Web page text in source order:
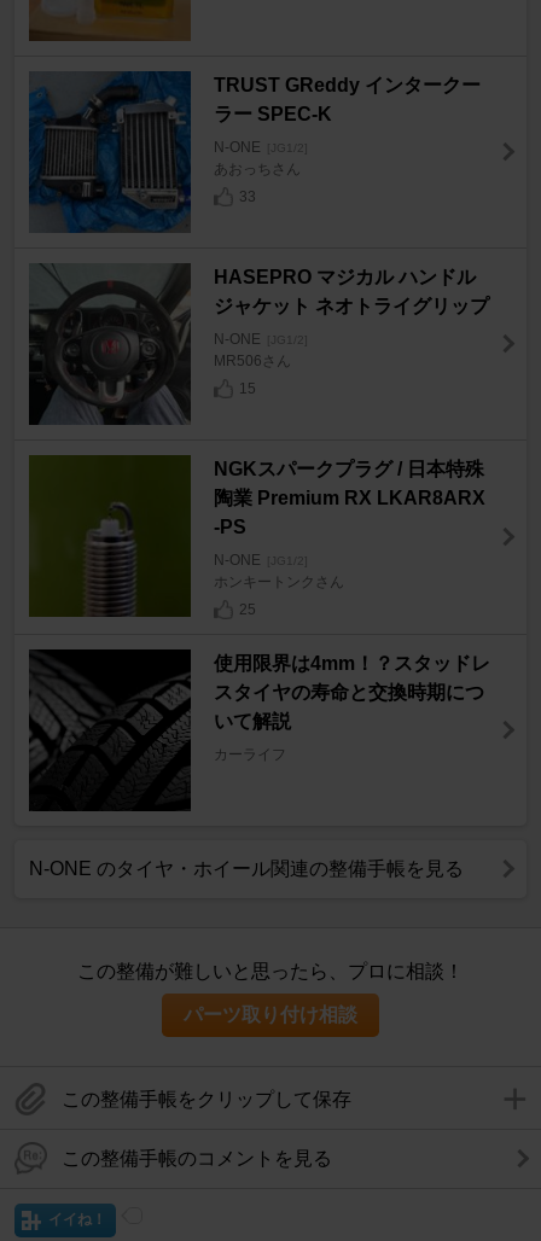
TRUST GReddy インタークー
ラー SPEC-K
N-ONE [JG1/2]
あおっちさん
33
HASEPRO マジカル ハンドル
ジャケット ネオトライグリップ
N-ONE [JG1/2]
MR506さん
15
NGKスパークプラグ / 日本特殊
陶業 Premium RX LKAR8ARX
-PS
N-ONE [JG1/2]
ホンキートンクさん
25
使用限界は4mm！？スタッドレ
スタイヤの寿命と交換時期につ
いて解説
カーライフ
N-ONE のタイヤ・ホイール関連の整備手帳を見る
この整備が難しいと思ったら、プロに相談！
パーツ取り付け相談
この整備手帳をクリップして保存
この整備手帳のコメントを見る
イイね！